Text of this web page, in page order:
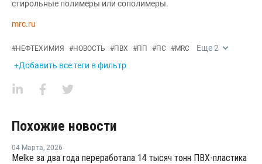
стирольные полимеры или сополимеры.
mrc.ru
#НЕФТЕХИМИЯ #НОВОСТЬ #ПВХ #ПП #ПС #MRC Еще2
+Добавить все теги в фильтр
Похожие новости
04 Марта, 2026
Melke за два года переработала 14 тысяч тонн ПВХ-пластика